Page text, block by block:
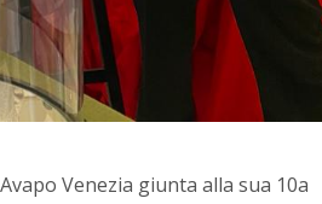
Venezia giunta alla sua 10a